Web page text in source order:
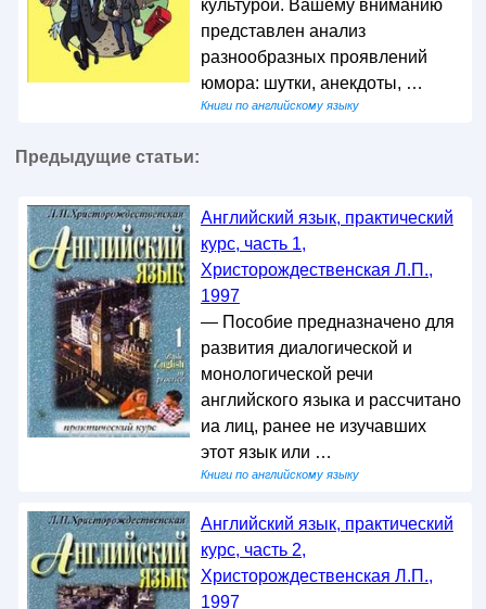
культурой. Вашему вниманию
представлен анализ
разнообразных проявлений
юмора: шутки, анекдоты, …
Книги по английскому языку
Предыдущие статьи:
Английский язык, практический
курс, часть 1,
Христорождественская Л.П.,
1997
— Пособие предназначено для
развития диалогической и
монологической речи
английского языка и рассчитано
иа лиц, ранее не изучавших
этот язык или …
Книги по английскому языку
Английский язык, практический
курс, часть 2,
Христорождественская Л.П.,
1997